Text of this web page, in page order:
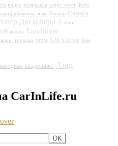
видео покрышка range rover фото
райкконен зима бензин Самара
Дисковери 4 шина
колеса Landrover
топливо bmw 528 xDrive бмв
выходные квадроцикл Лэнд
CarInLife.ru